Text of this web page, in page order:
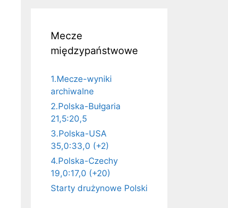
Mecze
międzypaństwowe
1.Mecze-wyniki
archiwalne
2.Polska-Bułgaria
21,5:20,5
3.Polska-USA
35,0:33,0 (+2)
4.Polska-Czechy
19,0:17,0 (+20)
Starty drużynowe Polski